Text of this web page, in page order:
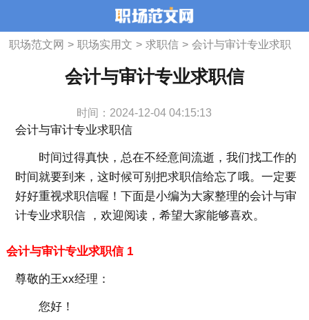
职场范文网 > 职场实用文 > 求职信 > 会计与审计专业求职
会计与审计专业求职信
时间：2024-12-04 04:15:13
会计与审计专业求职信
时间过得真快，总在不经意间流逝，我们找工作的
时间就要到来，这时候可别把求职信给忘了哦。一定要
好好重视求职信喔！下面是小编为大家整理的会计与审
计专业求职信 ，欢迎阅读，希望大家能够喜欢。
会计与审计专业求职信 1
尊敬的王xx经理：
您好！